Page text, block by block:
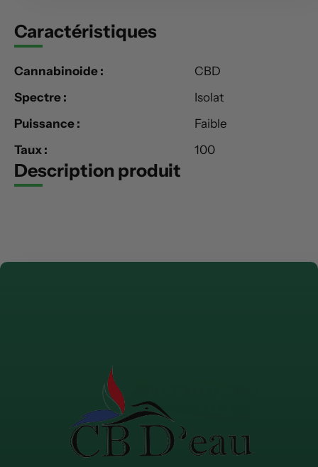
Caractéristiques
Cannabinoide :
CBD
Spectre :
Isolat
Puissance :
Faible
Taux :
100
Description produit